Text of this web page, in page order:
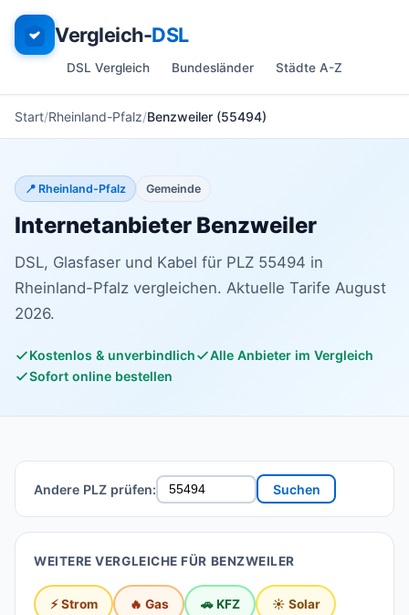
Vergleich-DSL
DSL Vergleich Bundesländer Städte A-Z
Start Rheinland-Pfalz Benzweiler (55494)
📍 Rheinland-Pfalz Gemeinde
Internetanbieter Benzweiler
DSL, Glasfaser und Kabel für PLZ 55494 in
Rheinland-Pfalz vergleichen. Aktuelle Tarife August
2026.
Kostenlos & unverbindlich
Alle Anbieter im Vergleich
Sofort online bestellen
Andere PLZ prüfen: Suchen
WEITERE VERGLEICHE FÜR BENZWEILER
⚡ Strom 🔥 Gas 🚗 KFZ ☀️ Solar